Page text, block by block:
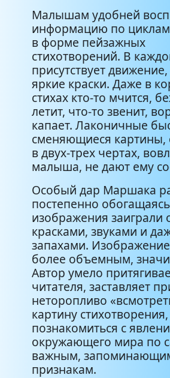
Малышам удобней
информацию по
в форме пейзажных
стихотворений. В
присутствует
яркие краски. Даже в
стихах кто-то мчится,
летит, что-то звенит,
капает. Лаконичные
сменяющиеся картины,
в двух-трех чертах,
малыша, не дают ему
Особый дар Маршака
постепенно
изображения заиграли
красками, звуками и
запахами. Изображение
более объемным,
Автор умело
читателя, заставляет
неторопливо
картину стихотворения,
познакомиться с
окружающего мира по
важным,
признакам.